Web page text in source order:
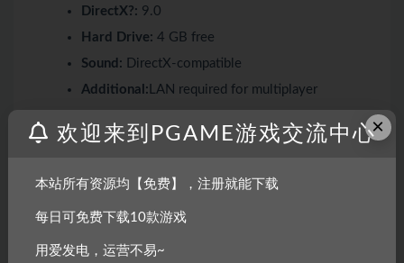
DirectX?: 9.0
Hard Drive: 4 GB free
Sound: DirectX-compatible
Additional: LAN required for multiplayer
声明：
其真实性负责。
2.若您需要商业运营或用于其他商业活动,请您购买正版授权并合
×
欢迎来到PGAME游戏交流中心
本站所有资源均【免费】，注册就能下载
每日可免费下载10款游戏
用爱发电，运营不易~